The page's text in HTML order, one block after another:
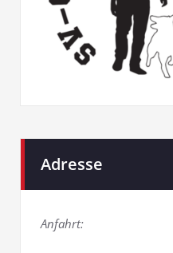
Adresse
Anfahrt: